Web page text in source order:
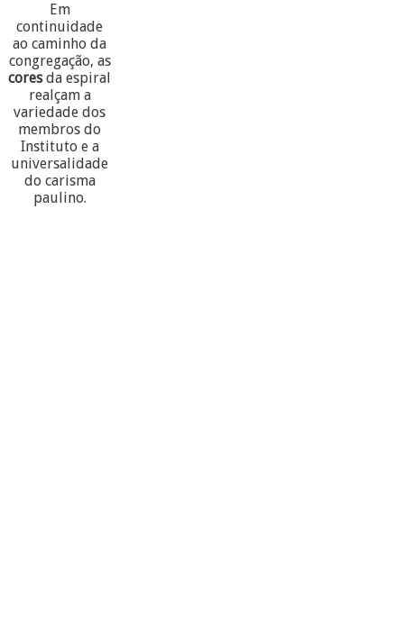
Em
continuidade
ao caminho da
congregação, as
coresda espiral
realçam a
variedade dos
membros do
Instituto e a
universalidade
do carisma
paulino.